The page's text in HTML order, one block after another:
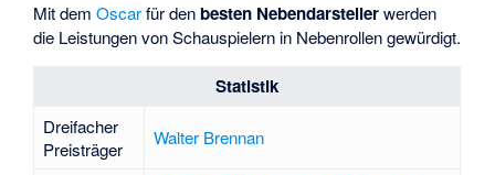
Mit demOscarfür denbesten Nebendarstellerwerden
die Leistungen von Schauspielern in Nebenrollen gewürdigt.
Statistik
Dreifacher
Preisträger
Walter Brennan